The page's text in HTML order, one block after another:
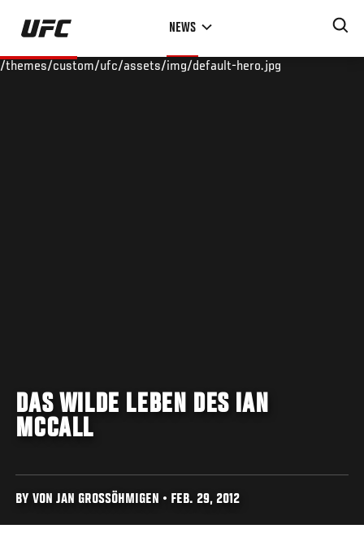
Skip
main
NEWS
/themes/custom/ufc/assets/img/default-hero.jpg
DAS WILDE LEBEN DES IAN
MCCALL
BY VON JAN GROSSÖHMIGEN • FEB. 29, 2012